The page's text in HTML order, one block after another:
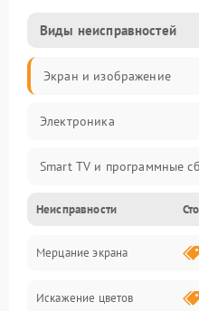
Виды неисправностей
Экран и изображение
Электроника
Smart TV и программные
Питание и запуск
Подсветка и LED-модули
Звук и аудиосистема
Неисправности
Мерцание экрана
Искажение цветов